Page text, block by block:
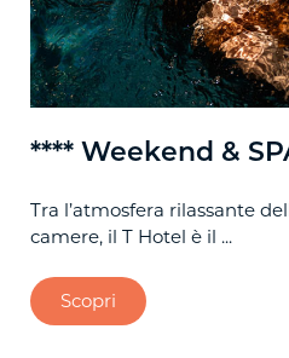
**** Weekend &
Tra l’atmosfera rilassante
camere, il T Hotel è il ...
Scopri